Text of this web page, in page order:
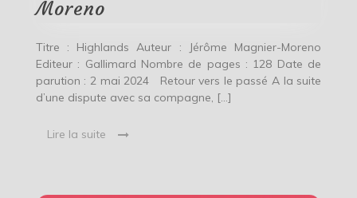
Moreno
Titre : Highlands Auteur : Jérôme Magnier-Moreno
Editeur : Gallimard Nombre de pages : 128 Date de
parution : 2 mai 2024 Retour vers le passé A la suite
d’une dispute avec sa compagne, […]
Lire la suite